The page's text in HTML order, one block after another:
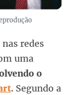
redes
uma
o
. Segundo a